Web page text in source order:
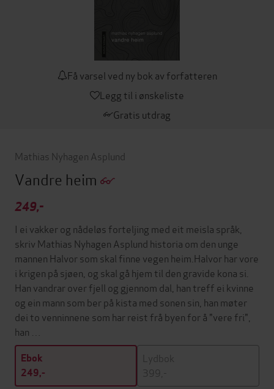
Få varsel ved ny bok av forfatteren
Legg til i ønskeliste
Gratis utdrag
Mathias Nyhagen Asplund
Vandre heim
249,-
I ei vakker og nådeløs forteljing med eit meisla språk,
skriv Mathias Nyhagen Asplund historia om den unge
mannen Halvor som skal finne vegen heim.Halvor har vore
i krigen på sjøen, og skal gå hjem til den gravide kona si.
Han vandrar over fjell og gjennom dal, han treff ei kvinne
og ein mann som ber på kista med sonen sin, han møter
dei to venninnene som har reist frå byen for å "vere fri",
han …
Ebok
249,-
Lydbok
399,-